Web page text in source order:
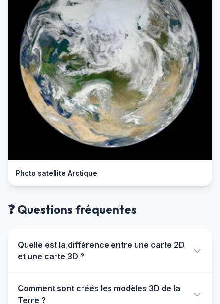
Photo satellite Arctique
❓ Questions fréquentes
Quelle est la différence entre une carte 2D
et une carte 3D ?
mathématiques (comme Mercator ou Peters)
Comment sont créés les modèles 3D de la
Terre ?